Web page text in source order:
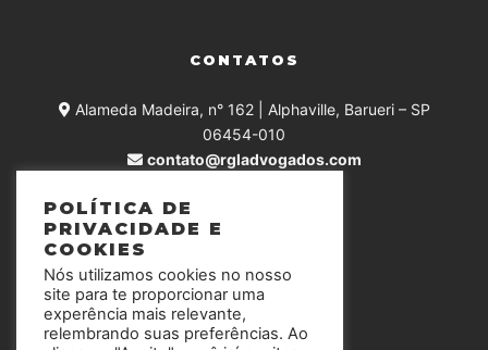
CONTATOS
Alameda Madeira, n° 162 | Alphaville, Barueri – SP
06454-010
contato@rgladvogados.com
SIGA-NOS
POLÍTICA DE
PRIVACIDADE E
COOKIES
Nós utilizamos cookies no nosso
site para te proporcionar uma
experência mais relevante,
relembrando suas preferências. Ao